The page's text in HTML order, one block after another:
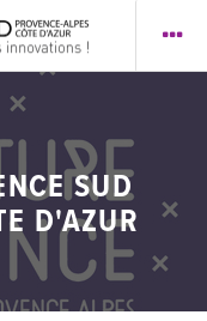
SUD
D'AZUR